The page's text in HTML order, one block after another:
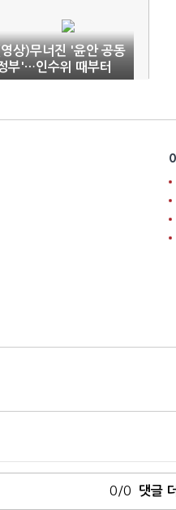
상)무너진 '윤안 공동
부'…인수위 때부터
뢰 금 갔다
0/0 댓글